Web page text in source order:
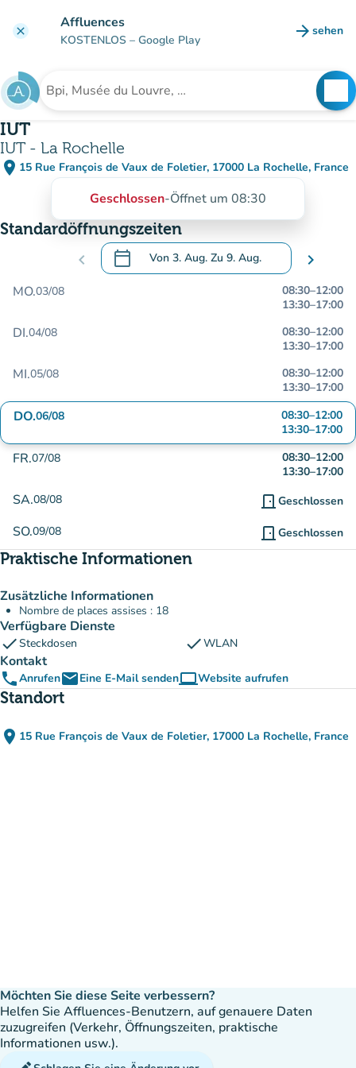
clear Affluences
KOSTENLOS – Google Play arrow_forward sehen
(new
Suche nach einer Einrichtung
IUT
IUT - La Rochelle
place 15 Rue François de Vaux de Foletier, 17000 La Rochelle, France
(in Google Maps öffnen)
(new tab)
Geschlossen-Öffnet um 08:30
Standardöffnungszeiten
chevron_left calendar_today Von 3. Aug. Zu 9. Aug.
.Öffnen Sie den Kalender, um Daten zu
chevron_right
MO.03/08 08:30–12:00
13:30–17:00
DI.04/08 08:30–12:00
13:30–17:00
MI.05/08 08:30–12:00
13:30–17:00
DO.06/08 08:30–12:00
13:30–17:00
FR.07/08 08:30–12:00
13:30–17:00
SA.08/08 door_front Geschlossen
SO.09/08 door_front Geschlossen
Praktische Informationen
Zusätzliche Informationen
Nombre de places assises : 18
Verfügbare Dienste
checkSteckdosen checkWLAN
Kontakt
phoneAnrufenemailEine E-Mail sendencomputerWebsite aufrufen
(new tab)
Standort
place 15 Rue François de Vaux de Foletier, 17000 La Rochelle, France
(in Google Maps öffnen)
(new tab)
Möchten Sie diese Seite verbessern?
Helfen Sie Affluences-Benutzern, auf genauere Daten
zuzugreifen (Verkehr, Öffnungszeiten, praktische
Informationen usw.).